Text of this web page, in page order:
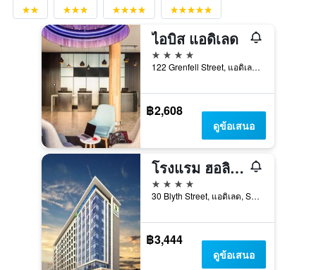
ไอบิส แอดิเลด
4 ดาว
122 Grenfell Street, แอดิเลด, SA, ออสเตรเลีย
฿2,608
ดูข้อเสนอ
โรงแรม ฮอลิเดย์ อินน์ เอ็กซ์เพรส แอดิเลด ซิตี้ เซ็นเตอร์ บาย IHG
4 ดาว
30 Blyth Street, แอดิเลด, SA, ออสเตรเลีย
฿3,444
ดูข้อเสนอ